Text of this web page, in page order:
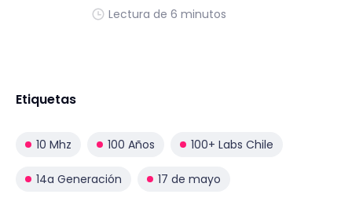
Lectura de 6 minutos
Etiquetas
10 Mhz 100 Años 100+ Labs Chile
14a Generación 17 de mayo